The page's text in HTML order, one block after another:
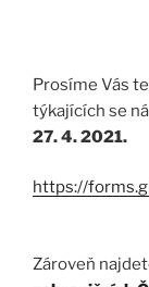
Prosíme Vás
týkajících se
27. 4. 2021.
https://
Zároveň